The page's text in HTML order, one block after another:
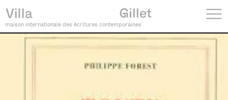
maison internationale des écritures contemporaines